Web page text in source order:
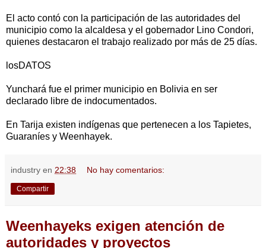
El acto contó con la participación de las autoridades del
municipio como la alcaldesa y el gobernador Lino Condori,
quienes destacaron el trabajo realizado por más de 25 días.
losDATOS
Yunchará fue el primer municipio en Bolivia en ser
declarado libre de indocumentados.
En Tarija existen indígenas que pertenecen a los Tapietes,
Guaraníes y Weenhayek.
industry en 22:38 No hay comentarios:
Compartir
Weenhayeks exigen atención de
autoridades y proyectos